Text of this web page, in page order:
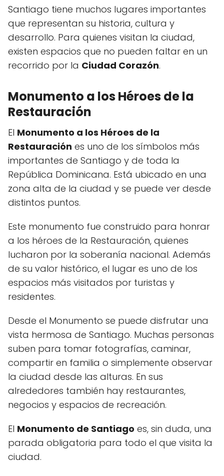
Santiago tiene muchos lugares importantes
que representan su historia, cultura y
desarrollo. Para quienes visitan la ciudad,
existen espacios que no pueden faltar en un
recorrido por la Ciudad Corazón.
Monumento a los Héroes de la
Restauración
El Monumento a los Héroes de la
Restauración es uno de los símbolos más
importantes de Santiago y de toda la
República Dominicana. Está ubicado en una
zona alta de la ciudad y se puede ver desde
distintos puntos.
Este monumento fue construido para honrar
a los héroes de la Restauración, quienes
lucharon por la soberanía nacional. Además
de su valor histórico, el lugar es uno de los
espacios más visitados por turistas y
residentes.
Desde el Monumento se puede disfrutar una
vista hermosa de Santiago. Muchas personas
suben para tomar fotografías, caminar,
compartir en familia o simplemente observar
la ciudad desde las alturas. En sus
alrededores también hay restaurantes,
negocios y espacios de recreación.
El Monumento de Santiago es, sin duda, una
parada obligatoria para todo el que visita la
ciudad.